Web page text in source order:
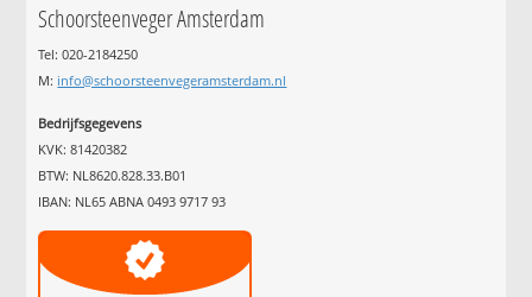
Schoorsteenveger Amsterdam
Tel: 020-2184250
M: info@schoorsteenvegeramsterdam.nl
Bedrijfsgegevens
KVK: 81420382
BTW: NL8620.828.33.B01
IBAN: NL65 ABNA 0493 9717 93